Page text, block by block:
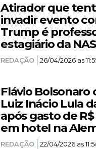
Atirador que
invadir evento
Trump é
estagiário da
REDAÇÃO 26/04/2026 as
Flávio Bolsonaro
Luiz Inácio Lula
após gasto de R$
em hotel na
REDAÇÃO 22/04/2026 as